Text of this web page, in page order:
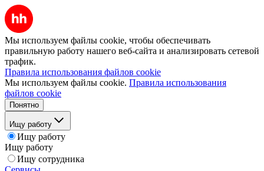
Мы используем файлы cookie, чтобы обеспечивать
правильную работу нашего веб-сайта и анализировать сетевой
трафик.
Правила использования файлов cookie
Мы используем файлы cookie. Правила использования
файлов cookie
Понятно
Ищу работу
Ищу работу
Ищу работу
Ищу сотрудника